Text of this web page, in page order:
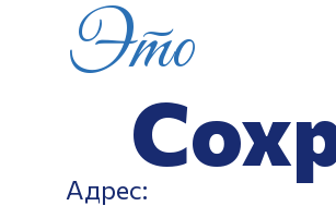
Это
Адрес: